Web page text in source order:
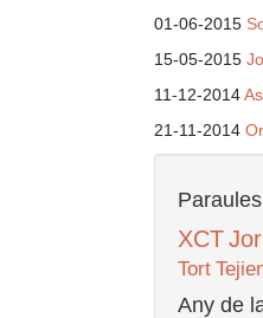
01-06-2015
15-05-2015
11-12-2014
21-11-2014
XCT
Tort
Any de